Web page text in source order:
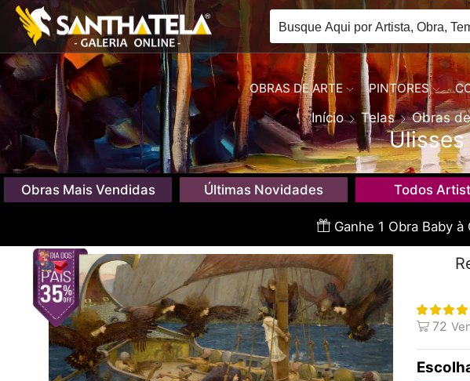
OBRAS DE ARTE PINTORES
Início Telas Obras
Ulisses
Obras Mais Vendidas Últimas Novidades Todos
Ganhe 1 Obra Baby à
72